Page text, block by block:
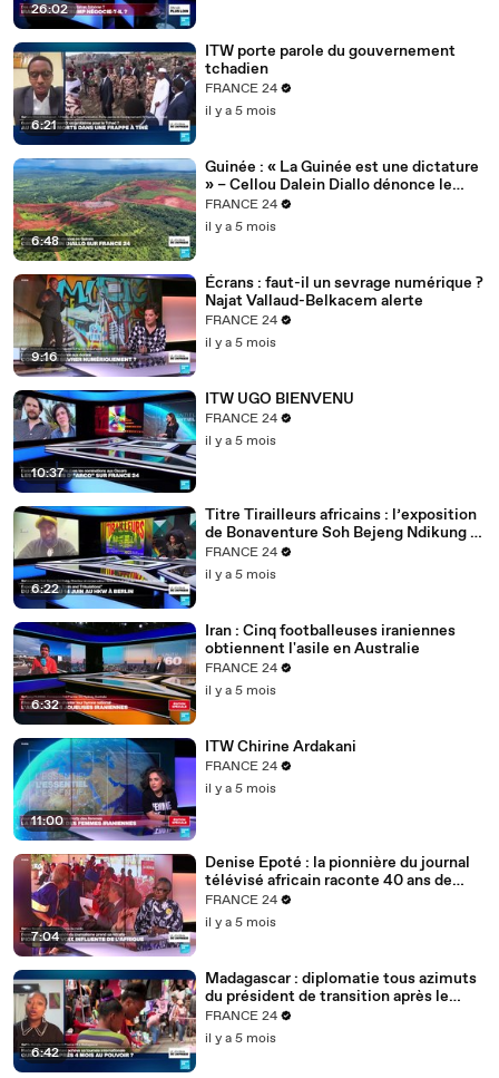
26:02
6:21
ITW porte parole du gouvernement
tchadien
FRANCE 24
il y a 5 mois
6:48
Guinée : « La Guinée est une dictature
» – Cellou Dalein Diallo dénonce le
régime Doumbouya
FRANCE 24
il y a 5 mois
9:16
Écrans : faut-il un sevrage numérique ?
Najat Vallaud-Belkacem alerte
FRANCE 24
il y a 5 mois
10:37
ITW UGO BIENVENU
FRANCE 24
il y a 5 mois
6:22
Titre Tirailleurs africains : l’exposition
de Bonaventure Soh Bejeng Ndikung à
Berlin
FRANCE 24
il y a 5 mois
6:32
Iran : Cinq footballeuses iraniennes
obtiennent l'asile en Australie
FRANCE 24
il y a 5 mois
11:00
ITW Chirine Ardakani
FRANCE 24
il y a 5 mois
7:04
Denise Epoté : la pionnière du journal
télévisé africain raconte 40 ans de
carrière
FRANCE 24
il y a 5 mois
6:42
Madagascar : diplomatie tous azimuts
du président de transition après le
putsch
FRANCE 24
il y a 5 mois